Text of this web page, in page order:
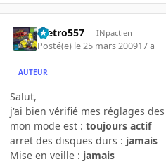
metro557 INpactien
Posté(e) le 25 mars 200917 a
AUTEUR
Salut,
j'ai bien vérifié mes réglages
mon mode est : toujours actif
arret des disques durs : jamais
Mise en veille : jamais